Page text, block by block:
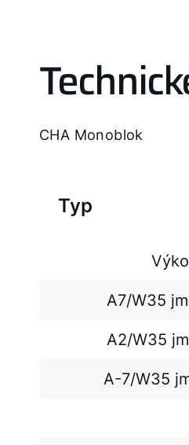
CHA Monoblok
Typ
A7/W35
A2/W35
A-7/W35